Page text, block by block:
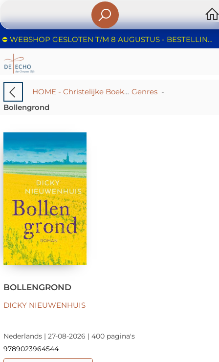
⛔️ WEBSHOP GESLOTEN T/M 8 AUGUSTUS - BESTELLINGEN WORDEN NIET IN BEHANDELING GENOMEN - FIJNE ZOMER!
HOME - Christelijke Boekhandel De Echo – Huizen | Boeken & Cadeaus Genres-
Bollengrond
BOLLENGROND
DICKY NIEUWENHUIS
Nederlands | 27-08-2026 | 400 pagina's
9789023964544